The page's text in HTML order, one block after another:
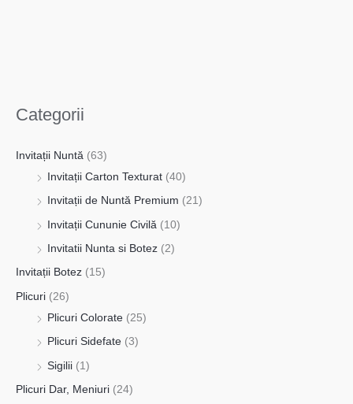
Categorii
Invitații Nuntă (63)
Invitații Carton Texturat (40)
Invitații de Nuntă Premium (21)
Invitații Cununie Civilă (10)
Invitatii Nunta si Botez (2)
Invitații Botez (15)
Plicuri (26)
Plicuri Colorate (25)
Plicuri Sidefate (3)
Sigilii (1)
Plicuri Dar, Meniuri (24)